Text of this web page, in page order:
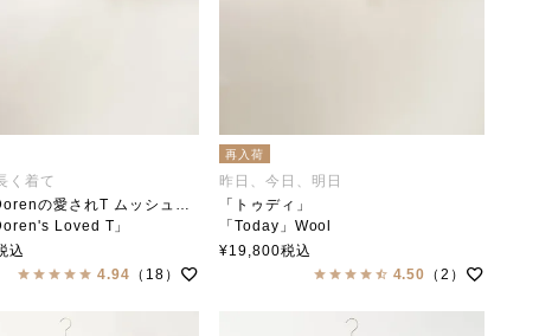
く着て
「Anna Dorenの愛されT ムッシュー」
Loved T」
（ステンカラー）
込
4.94 （18）
再入荷
昨日、今日、明日
「トゥディ」
「Today」Wool
soutiencollar（ステンカラー）
¥19,800税込
4.50 （2）